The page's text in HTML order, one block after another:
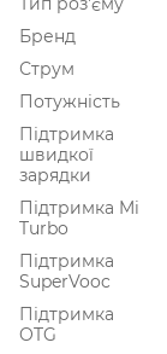
Бренд
Струм
Потужність
Підтримка
швидкої
зарядки
Підтримка Mi
Turbo
Підтримка
SuperVooc
Підтримка
OTG